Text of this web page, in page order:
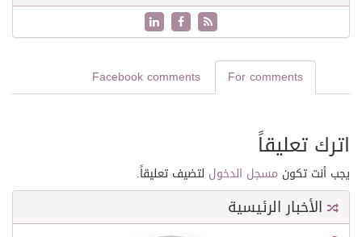
For comments
Facebook comments
اترك تعليقاً
يجب أنت تكون مسجل الدخول لتضيف تعليقاً.
الأخبار الرئيسية